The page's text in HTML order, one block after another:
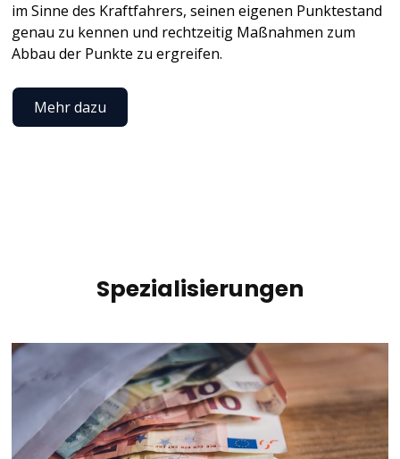
im Sinne des Kraftfahrers, seinen eigenen Punktestand
genau zu kennen und rechtzeitig Maßnahmen zum
Abbau der Punkte zu ergreifen.
Mehr dazu
Spezialisierungen